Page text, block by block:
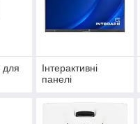
для
Інтерактивні
панелі